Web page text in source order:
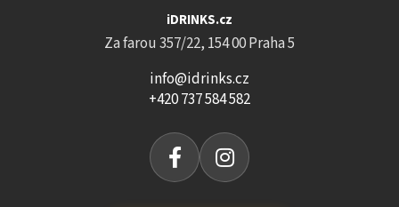
iDRINKS.cz
Za farou 357/22, 154 00 Praha 5
info@idrinks.cz
+420 737 584 582